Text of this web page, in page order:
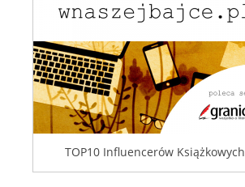
TOP10 Influencerów Książkowych